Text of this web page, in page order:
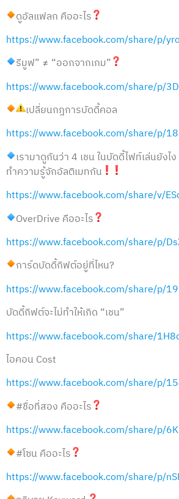
ดูอัลแฟลก คืออะไร
https://www.facebook.com/share/p/
รีมูฟ” ≠ “ออกจากเกม”
https://www.facebook.com/share/p/
เปลี่ยนกฎการบัดดี้คอล
https://www.facebook.com/share/p/
เรามาดูกันว่า 4 เชน ในบัดดี้ไฟท์เล่นยังไง
ทำความรู้จักอัลติเมทกัน
https://www.facebook.com/share/v/
OverDrive คืออะไร
https://www.facebook.com/share/p/
การ์ดบัดดี้กิฟต์อยู่ที่ไหน?
https://www.facebook.com/share/p/
บัดดี้กิฟต์จะไม่ทำให้เกิด “เชน”
https://www.facebook.com/share/
ไอคอน Cost
https://www.facebook.com/share/p/
#ชื่อที่สอง คืออะไร
https://www.facebook.com/share/p/
#โซน คืออะไร
https://www.facebook.com/share/p/